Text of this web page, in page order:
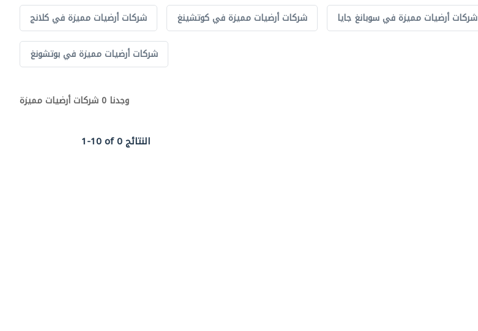
شركات أرضيات مميزة في كلانج شركات أرضيات مميزة في كوتشينغ شركات أرضيات مميزة في سوبانغ جايا
شركات أرضيات مميزة في بوتشونغ
وجدنا 0 شركات أرضيات مميزة
1-10 of 0 النتائج